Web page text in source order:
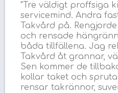
"Tre väldigt proffsiga
servicemind. Andra
Takvård på.
och rensade
båda tillfällena. Jag
Takvård åt grannar,
Sen kommer de
kollar taket och
rensar takrännor,